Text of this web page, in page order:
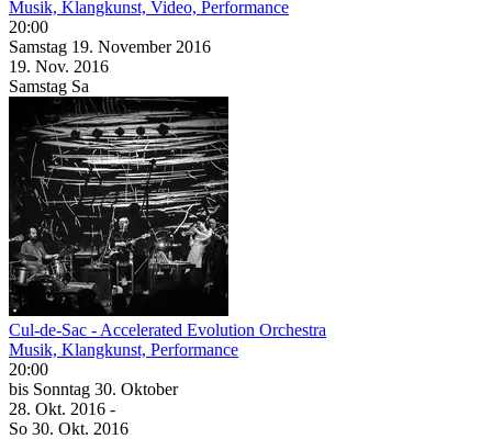
Musik, Klangkunst, Video, Performance
20:00
Samstag 19. November 2016
19. Nov. 2016
Samstag Sa
Cul-de-Sac - Accelerated Evolution Orchestra
Musik, Klangkunst, Performance
20:00
bis Sonntag 30. Oktober
28. Okt. 2016 -
So 30. Okt. 2016